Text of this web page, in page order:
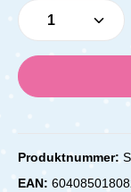
Produkt
Produktnummer:
EAN: